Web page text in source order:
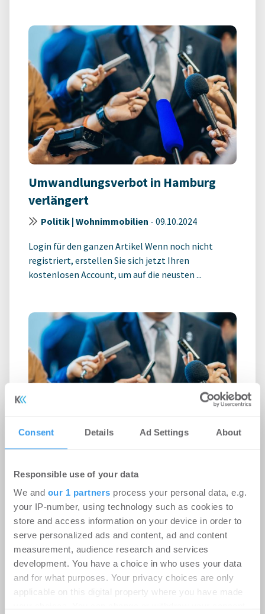
Consent Details Ad Settings About
Responsible use of your data
We and our 1 partners process your personal data, e.g.
your IP-number, using technology such as cookies to
store and access information on your device in order to
serve personalized ads and content, ad and content
measurement, audience research and services
development. You have a choice in who uses your data
and for what purposes. Your privacy choices are only
applicable on this digital property where you have made
Umwandlungsverbot in Hamburg
verlängert
Politik | Wohnimmobilien - 09.10.2024
Login für den ganzen Artikel Wenn noch nicht
registriert, erstellen Sie sich jetzt Ihren
kostenlosen Account, um auf die neusten ...
Auftragseingang im
Bauhauptgewerbe weiter im
Sinkflug
Wohnen | Märkte-25.09.2024
Wohnungsbau als Wachstumsmotor braucht
Starthilfe